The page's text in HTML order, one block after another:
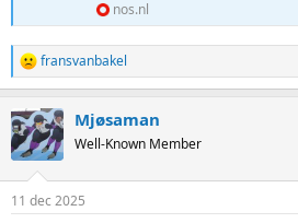
nos.nl
R
e
c
t
i
s
fransvanbakel
Mjøsaman
Well-Known Member
11 dec 2025